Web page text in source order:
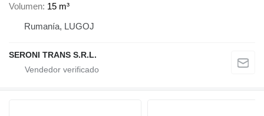
Volumen 15 m³
Rumanía, LUGOJ
SERONI TRANS S.R.L.